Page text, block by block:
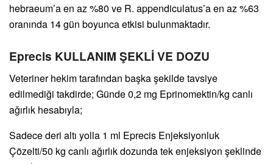
hebraeum’a en az %80 ve R. appendiculatus’a en az %63
oranında 14 gün boyunca etkisi bulunmaktadır.
Eprecis KULLANIM ŞEKLİ VE DOZU
Veteriner hekim tarafından başka şekilde tavsiye
edilmediği takdirde; Günde 0,2 mg Eprinomektin/kg canlı
ağırlık hesabıyla;
Sadece deri altı yolla 1 ml Eprecis Enjeksiyonluk
Çözelti/50 kg canlı ağırlık dozunda tek enjeksiyon şeklinde